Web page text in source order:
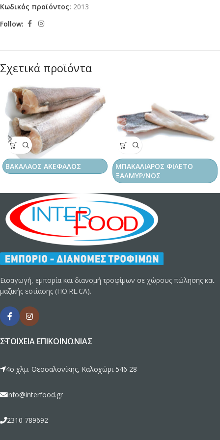
Κωδικός προϊόντος: 2013
Follow:
Σχετικά προϊόντα
ΒΑΚΑΛΑΟΣ ΑΚΕΦΑΛΟΣ
ΜΠΑΚΑΛΙΑΡΟΣ ΦΙΛΕΤΟ
ΞΑΛΜΥΡ/ΝΟΣ
Εισαγωγή, εμπορία και διανομή τροφίμων σε χώρους πώλησης και
μαζικής εστίασης (HO.RE.CA).
ΣΤΟΙΧΕΊΑ ΕΠΙΚΟΙΝΩΝΊΑΣ
4ο χλμ. Θεσσαλονίκης, Καλοχώρι 546 28
info@interfood.gr
2310 789692